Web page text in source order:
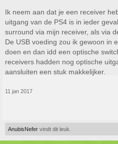
Ik neem aan dat je een receiver
uitgang van de PS4 is in ieder
surround via mijn receiver, als via
De USB voeding zou ik gewoon in
doen en dan idd een optische
receivers hadden nog optische
aansluiten een stuk makkelijker.
11 jan 2017
AnubisNefer vindt dit leuk.